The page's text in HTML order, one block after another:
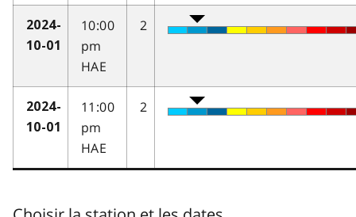
2024-
10-01
10:00
pm
HAE
2
2024-
10-01
11:00
pm
HAE
2